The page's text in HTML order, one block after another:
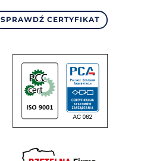
SPRAWDŹ CERTYFIKAT